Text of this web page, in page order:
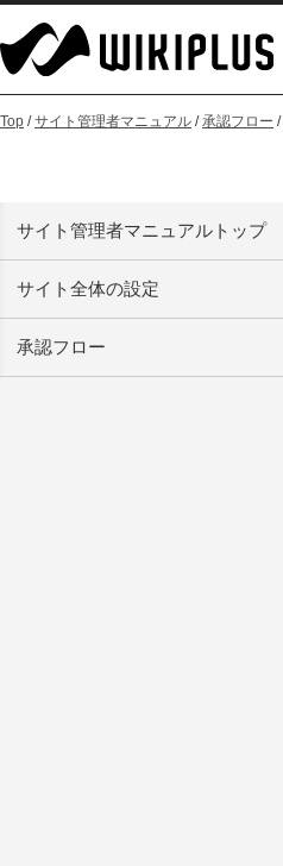
Top /サイト管理者マニュアル /承認フロー /
サイト管理者マニュアルトップ
サイト全体の設定
承認フロー